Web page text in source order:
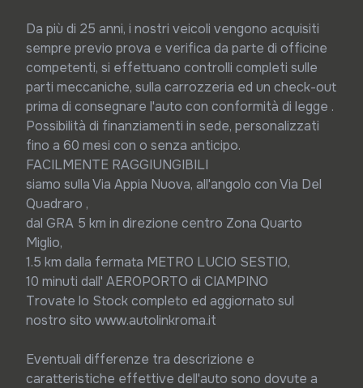
Da più di 25 anni, i nostri veicoli vengono acquisiti
sempre previo prova e verifica da parte di officine
competenti, si effettuano controlli completi sulle
parti meccaniche, sulla carrozzeria ed un check-out
prima di consegnare l'auto con conformità di legge .
Possibilità di finanziamenti in sede, personalizzati
fino a 60 mesi con o senza anticipo.
FACILMENTE RAGGIUNGIBILI
siamo sulla Via Appia Nuova, all'angolo con Via Del
Quadraro ,
dal GRA 5 km in direzione centro Zona Quarto
Miglio,
1.5 km dalla fermata METRO LUCIO SESTIO,
10 minuti dall' AEROPORTO di CIAMPINO
Trovate lo Stock completo ed aggiornato sul
nostro sito www.autolinkroma.it
Eventuali differenze tra descrizione e
caratteristiche effettive dell'auto sono dovute a